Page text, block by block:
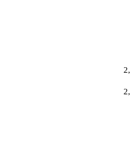
倩瑩
建雄
建文
堅 2,062（
偉 2,857（
媛梵
浩波